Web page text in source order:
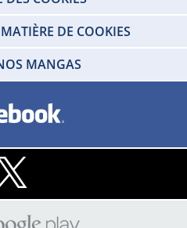
DE COOKIES
MANGAS